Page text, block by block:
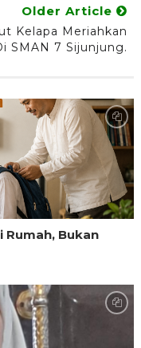
Older Article
Kelapa Meriahkan
SMAN 7 Sijunjung.
Bukan